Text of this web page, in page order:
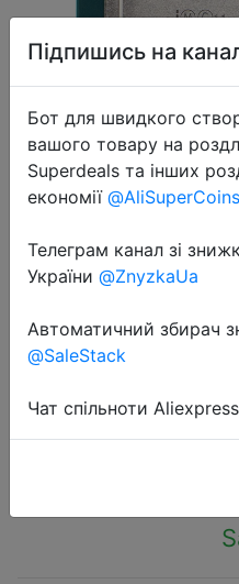
2022-07-19
Процессор Intel
SR19H C2 E5
нормальная
Підпишись на
Бот для швидкого
вашого товару на
Superdeals та інших
економії
Телеграм канал зі
України @ZnyzkaUa
Автоматичний збирач
@SaleStack
Чат спільноти